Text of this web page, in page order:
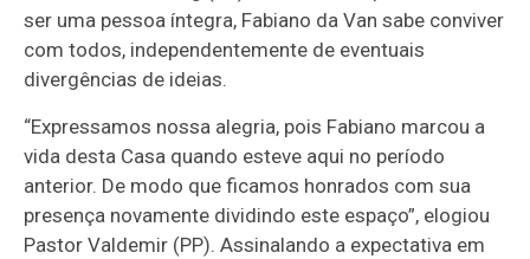
ser uma pessoa íntegra, Fabiano da Van sabe conviver
com todos, independentemente de eventuais
divergências de ideias.
“Expressamos nossa alegria, pois Fabiano marcou a
vida desta Casa quando esteve aqui no período
anterior. De modo que ficamos honrados com sua
presença novamente dividindo este espaço”, elogiou
Pastor Valdemir (PP). Assinalando a expectativa em